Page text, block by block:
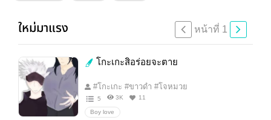
ใหม่มาแรง หน้าที่ 1
โกะเกะสิอร่อยจะตาย
#โกะเกะ #ขาวดํา #โจหมวย
5 3K 11
Boy love